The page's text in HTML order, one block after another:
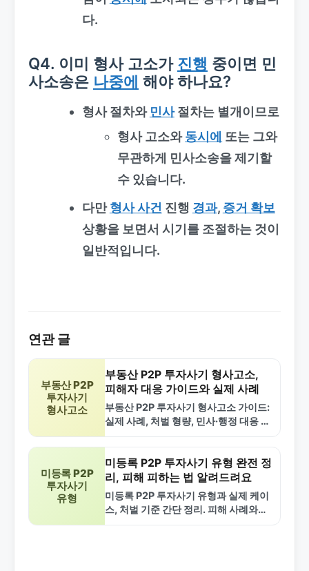
다.
Q4. 이미 형사 고소가 진행 중이면 민
사소송은 나중에 해야 하나요?
형사 절차와 민사절차는 별개 이므로
형사 고소와동시에 또는 그와
무관하게 민사소송을 제기할
수 있습니다.
다만형사 사건 진행 경과, 증거 확보
상황을 보면서 시기를 조절하는 것이
일반적입니다.
연관 글
부동산 P2P
투자사기
형사고소
부동산 P2P 투자사기 형사고소,
피해자 대응 가이드와 실제 사례
부동산 P2P 투자사기 형사고소 가이드:
실제 사례, 처벌 형량, 민사·행정 대응 방
미등록 P2P
투자사기
유형
미등록 P2P 투자사기 유형 완전 정
리, 피해 피하는 법 알려드려요
미등록 P2P 투자사기 유형과 실제 케이
스, 처벌 기준 간단 정리. 피해 사례와